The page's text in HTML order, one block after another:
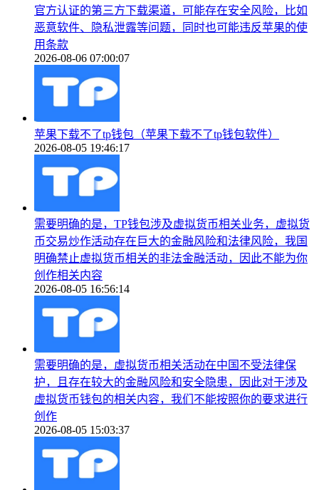
官方认证的第三方下载渠道，可能存在安全风险，比如
恶意软件、隐私泄露等问题，同时也可能违反苹果的使
用条款
2026-08-06 07:00:07
苹果下载不了tp钱包（苹果下载不了tp钱包软件）
2026-08-05 19:46:17
需要明确的是，TP钱包涉及虚拟货币相关业务，虚拟货
币交易炒作活动存在巨大的金融风险和法律风险，我国
明确禁止虚拟货币相关的非法金融活动，因此不能为你
创作相关内容
2026-08-05 16:56:14
需要明确的是，虚拟货币相关活动在中国不受法律保
护，且存在较大的金融风险和安全隐患，因此对于涉及
虚拟货币钱包的相关内容，我们不能按照你的要求进行
创作
2026-08-05 15:03:37